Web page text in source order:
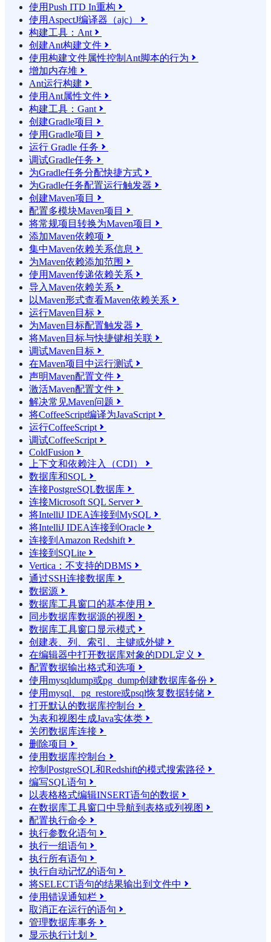
使用Push ITD In重构 
使用AspectJ编译器（ajc） 
构建工具：Ant 
创建Ant构建文件 
使用构建文件属性控制Ant脚本的行为 
增加内存堆 
Ant运行构建 
使用Ant属性文件 
构建工具：Gant 
创建Gradle项目 
使用Gradle项目 
运行 Gradle 任务 
调试Gradle任务 
为Gradle任务分配快捷方式 
为Gradle任务配置运行触发器 
创建Maven项目 
配置多模块Maven项目 
将常规项目转换为Maven项目 
添加Maven依赖项 
集中Maven依赖关系信息 
为Maven依赖添加范围 
使用Maven传递依赖关系 
导入Maven依赖关系 
以Maven形式查看Maven依赖关系 
运行Maven目标 
为Maven目标配置触发器 
将Maven目标与快捷键相关联 
调试Maven目标 
在Maven项目中运行测试 
声明Maven配置文件 
激活Maven配置文件 
解决常见Maven问题 
将CoffeeScript编译为JavaScript 
运行CoffeeScript 
调试CoffeeScript 
ColdFusion 
上下文和依赖注入（CDI） 
数据库和SQL 
连接PostgreSQL数据库 
连接Microsoft SQL Server
将IntelliJ IDEA连接到MySQL 
将IntelliJ IDEA连接到Oracle 
连接到Amazon Redshift 
连接到SQLite 
Vertica：不支持的DBMS 
通过SSH连接数据库 
数据源 
数据库工具窗口的基本使用 
同步数据库数据源的视图 
数据库工具窗口显示模式 
创建表、列、索引、主键或外键 
在编辑器中打开数据库对象的DDL定义 
配置数据输出格式和选项 
使用mysqldump或pg_dump创建数据库备份 
使用mysql、pg_restore或psql恢复数据转储 
打开默认的数据库控制台 
为表和视图生成Java实体类 
关闭数据库连接 
删除项目 
使用数据库控制台 
控制PostgreSQL和Redshift的模式搜索路径 
编写SQL语句 
以表格格式编辑INSERT语句的数据 
在数据库工具窗口中导航到表格或列视图 
配置执行命令 
执行参数化语句 
执行一组语句 
执行所有语句 
执行自动记忆的语句 
将SELECT语句的结果输​​出到文件中 
使用错误通知栏 
取消正在运行的语句 
管理数据库事务 
显示执行计划 